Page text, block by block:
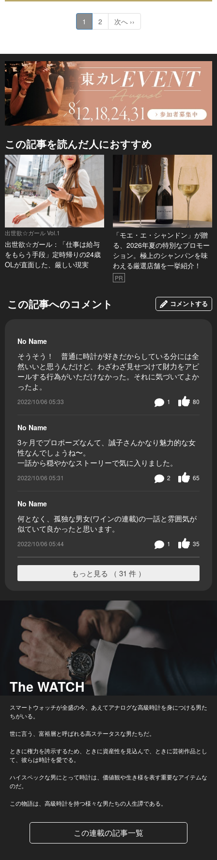
1 2 次へ ››
この記事を読んだ人におすすめ
出世欲☆ガール Vol.1
出世欲☆ガール：「仕事は給与
をもらう手段」定時帰りの24歳
OLが直面した、厳しい現実
「モエ・エ・シャンドン」が贈
る、2026年夏の特別なプロモー
ション。極上のシャンパンを味
わえる厳選店舗を一挙紹介！
PR
この記事へのコメント コメントする
No Name
そうそう！ 普通に時計が好きだからしている分には全
然いいと思うんだけど、わざわざ見せつけて財力をアピ
ールする行為がいただけなかった。それに気づいてよか
ったよ。
2022/10/06 05:33 80
1
No Name
3ヶ月でプロポーズなんて、誠子さんかなり魅力的な女
性なんでしょうね〜。
一話から穏やかなストーリーで気に入りました。
2022/10/06 05:31 65
2
No Name
何となく、孤独な男女(ワインの連載)の一話と雰囲気が
似ていて良かったと思います。
2022/10/06 05:44 35
1
もっと見る （ 31 件 ）
The WATCH
スマートウォッチが全盛の今、あえてアナログな高級時計を身につける男た
ちがいる。
世に言う、富裕層と呼ばれる高ステータスな男たちだ。
ときに権力を誇示するため、ときに資産性を見込んで、ときに芸術作品とし
て、彼らは時計を愛でる。
ハイスペックな男にとって時計は、価値観や生き様を表す重要なアイテムな
のだ。
この物語は、高級時計を持つ様々な男たちの人生譚である。
この連載の記事一覧